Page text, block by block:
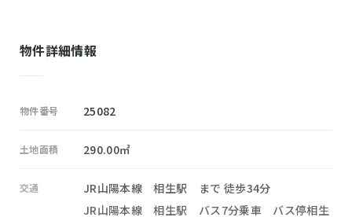
物件詳細情報
物件番号 25082
土地面積 290.00㎡
交通
JR山陽本線 相生駅 まで 徒歩34分
JR山陽本線 相生駅 バス7分乗車 バス停相生